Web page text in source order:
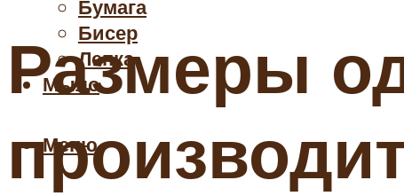
Бумага
Бисер
Лепка
Мыло
Меню
Размеры